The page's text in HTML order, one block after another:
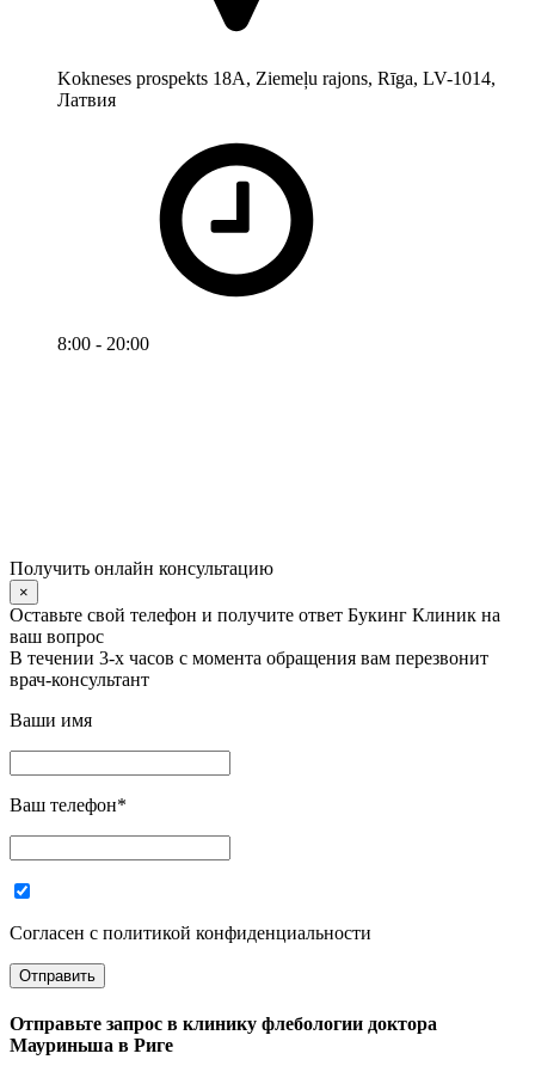
Kokneses prospekts 18A, Ziemeļu rajons, Rīga, LV-1014,
Латвия
8:00 - 20:00
Получить онлайн консультацию
×
Оставьте свой телефон и получите ответ Букинг Клиник на
ваш вопрос
В течении 3-х часов с момента обращения вам перезвонит
врач-консультант
Ваши имя
Ваш телефон*
Согласен с политикой конфиденциальности
Отправьте запрос в клинику флебологии доктора
Мауриньша в Риге